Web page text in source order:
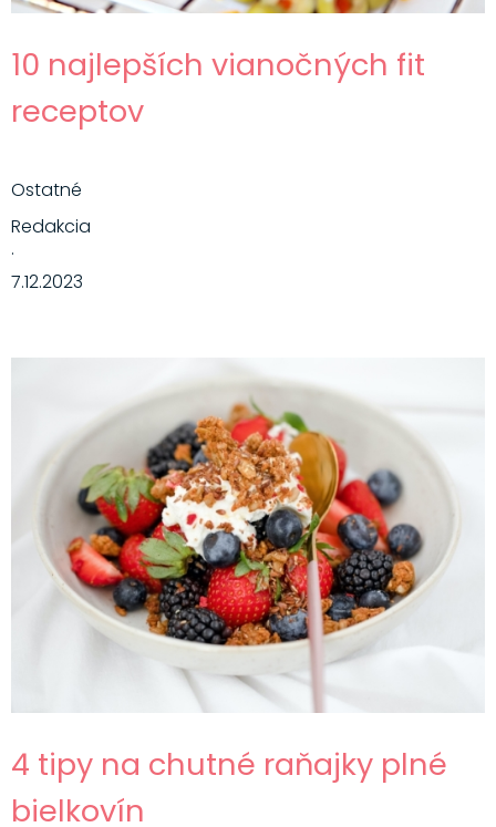
10 najlepších vianočných fit
receptov
Ostatné
Redakcia
·
7.12.2023
4 tipy na chutné raňajky plné
bielkovín